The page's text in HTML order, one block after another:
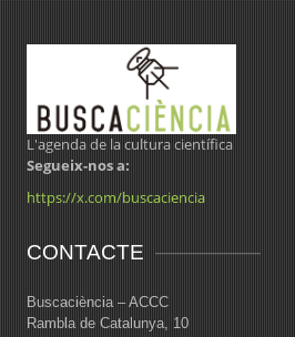
L'agenda de la cultura científica
Segueix-nos a:
https://x.com/buscaciencia
CONTACTE
Buscaciència – ACCC
Rambla de Catalunya, 10